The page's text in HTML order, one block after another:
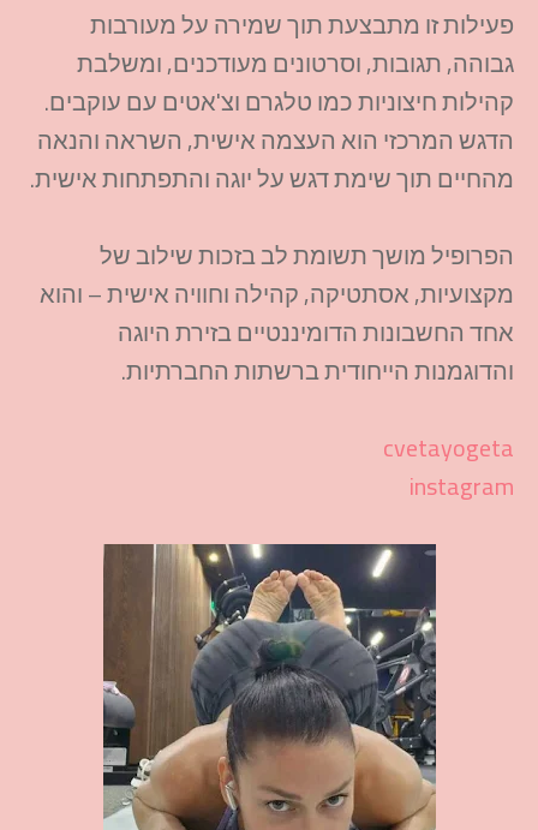
פעילות זו מתבצעת תוך שמירה על מעורבות
גבוהה, תגובות, וסרטונים מעודכנים, ומשלבת
קהילות חיצוניות כמו טלגרם וצ'אטים עם עוקבים.
הדגש המרכזי הוא העצמה אישית, השראה והנאה
מהחיים תוך שימת דגש על יוגה והתפתחות אישית.
הפרופיל מושך תשומת לב בזכות שילוב של
מקצועיות, אסתטיקה, קהילה וחוויה אישית – והוא
אחד החשבונות הדומיננטיים בזירת היוגה
והדוגמנות הייחודית ברשתות החברתיות.​
cvetayogeta
instagram